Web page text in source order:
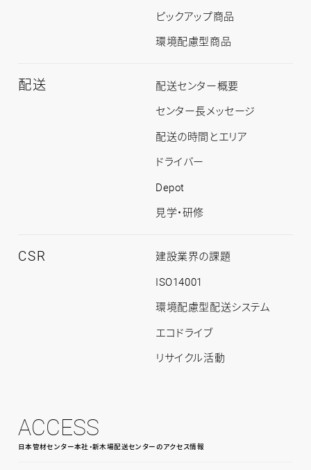
ピックアップ商品
環境配慮型商品
配送 配
送
ト
ッ
配送センター概要
センター長メッセージ
配送の時間とエリア
ドライバー
Depot
見学・研修
CSR CSR
ッ
プ
建設業界の課題
ISO14001
環境配慮型配送システム
エコドライブ
リサイクル活動
ACCESS
日本管材センター本社・新木場配送センターのアクセス情報